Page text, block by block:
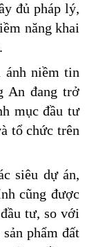
đủ pháp lý,
năng khai
ánh niềm tin
An đang trở
mục đầu tư
tổ chức trên
siêu dự án,
cũng được
tư, so với
phẩm đất